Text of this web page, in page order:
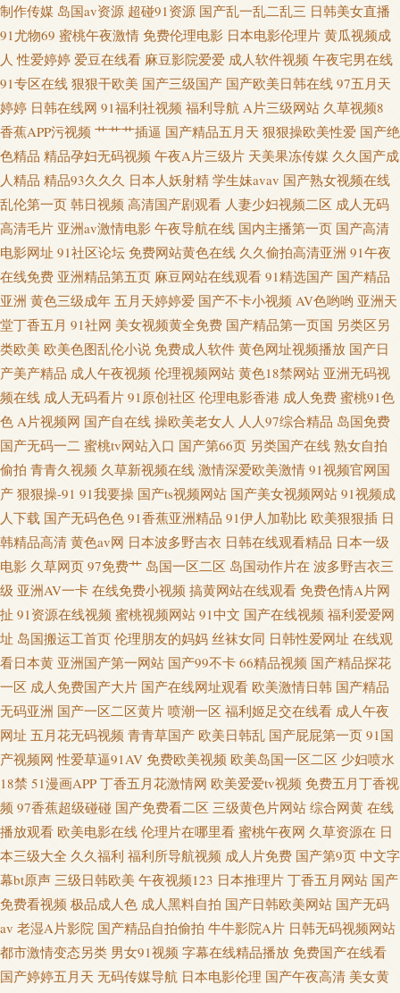
频 草逼的视频 后入综合网 欧美中出 亚洲十八岁黄色片
制作传媒 岛国av资源 超碰91资源 国产乱一乱二乱三 日韩美女直播
91尤物69 蜜桃午夜激情 免费伦理电影 日本电影伦理片 黄瓜视频成
人 性爱婷婷 爱豆在线看 麻豆影院爱爱 成人软件视频 午夜宅男在线
91专区在线 狠狠干欧美 国产三级国产 国产欧美日韩在线 97五月天
婷婷 日韩在线网 91福利社视频 福利导航 A片三级网站 久草视频8
香蕉APP污视频 艹艹艹插逼 国产精品五月天 狠狠操欧美性爱 国产绝
色精品 精品孕妇无码视频 午夜A片三级片 天美果冻传媒 久久国产成
人精品 精品93久久久 日本人妖射精 学生妹avav 国产熟女视频在线
乱伦第一页 韩日视频 高清国产剧观看 人妻少妇视频二区 成人无码
高清毛片 亚洲av激情电影 午夜导航在线 国内主播第一页 国产高清
电影网址 91社区论坛 免费网站黄色在线 久久偷拍高清亚洲 91午夜
在线免费 亚洲精品第五页 麻豆网站在线观看 91精选国产 国产精品
亚洲 黄色三级成年 五月天婷婷爱 国产不卡小视频 AV色哟哟 亚洲天
堂丁香五月 91社网 美女视频黄全免费 国产精品第一页国 另类区另
类欧美 欧美色图乱伦小说 免费成人软件 黄色网址视频播放 国产日
产美产精品 成人午夜视频 伦理视频网站 黄色18禁网站 亚洲无码视
频在线 成人无码看片 91原创社区 伦理电影香港 成人免费 蜜桃91色
色 A片视频网 国产自在线 操欧美老女人 人人97综合精品 岛国免费
国产无码一二 蜜桃tv网站入口 国产第66页 另类国产在线 熟女自拍
偷拍 青青久视频 久草新视频在线 激情深爱欧美激情 91视频官网国
产 狠狠操-91 91我要操 国产ts视频网站 国产美女视频网站 91视频成
人下载 国产无码色色 91香蕉亚洲精品 91伊人加勒比 欧美狠狠插 日
韩精品高清 黄色av网 日本波多野吉衣 日韩在线观看精品 日本一级
电影 久草网页 97免费艹 岛国一区二区 岛国动作片在 波多野吉衣三
级 亚洲AV一卡 在线免费小视频 搞黄网站在线观看 免费色情A片网
扯 91资源在线视频 蜜桃视频网站 91中文 国产在线视频 福利爱爱网
址 岛国搬运工首页 伦理朋友的妈妈 丝袜女同 日韩性爱网址 在线观
看日本黄 亚洲国产第一网站 国产99不卡 66精品视频 国产精品探花
一区 成人免费国产大片 国产在线网址观看 欧美激情日韩 国产精品
无码亚洲 国产一区二区黄片 喷潮一区 福利姬足交在线看 成人午夜
网址 五月花无码视频 青青草国产 欧美日韩乱 国产屁屁第一页 91国
产视频网 性爱草逼91AV 免费欧美视频 欧美岛国一区二区 少妇喷水
18禁 51漫画APP 丁香五月花激情网 欧美爱爱tv视频 免费五月丁香视
频 97香蕉超级碰碰 国产免费看二区 三级黄色片网站 综合网黄 在线
播放观看 欧美电影在线 伦理片在哪里看 蜜桃午夜网 久草资源在 日
本三级大全 久久福利 福利所导航视频 成人片免费 国产第9页 中文字
幕bt原声 三级日韩欧美 午夜视频123 日本推理片 丁香五月网站 国产
免费看视频 极品成人色 成人黑料自拍 国产日韩欧美网站 国产无码
av 老湿A片影院 国产精品自拍偷拍 牛牛影院A片 日韩无码视频网站
都市激情变态另类 男女91视频 字幕在线精品播放 免费国产在线看
国产婷婷五月天 无码传媒导航 日本电影伦理 国产午夜高清 美女黄